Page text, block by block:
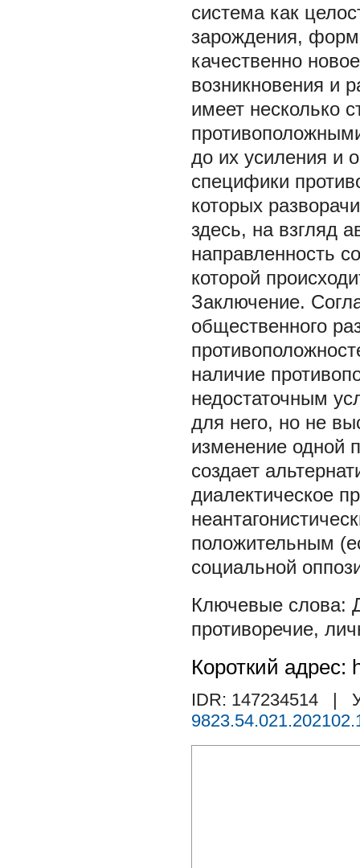
система как
зарождения,
качественно
возникновения и
имеет несколько
до их усиления и
специфики
которых
здесь, на взгляд
направленность
которой
Заключение.
общественного
наличие
недостаточным
для него, но не
изменение одной
создает
диалектическое
положительным
социальной
противоречие,
Короткий адрес:
IDR: 147234514
|